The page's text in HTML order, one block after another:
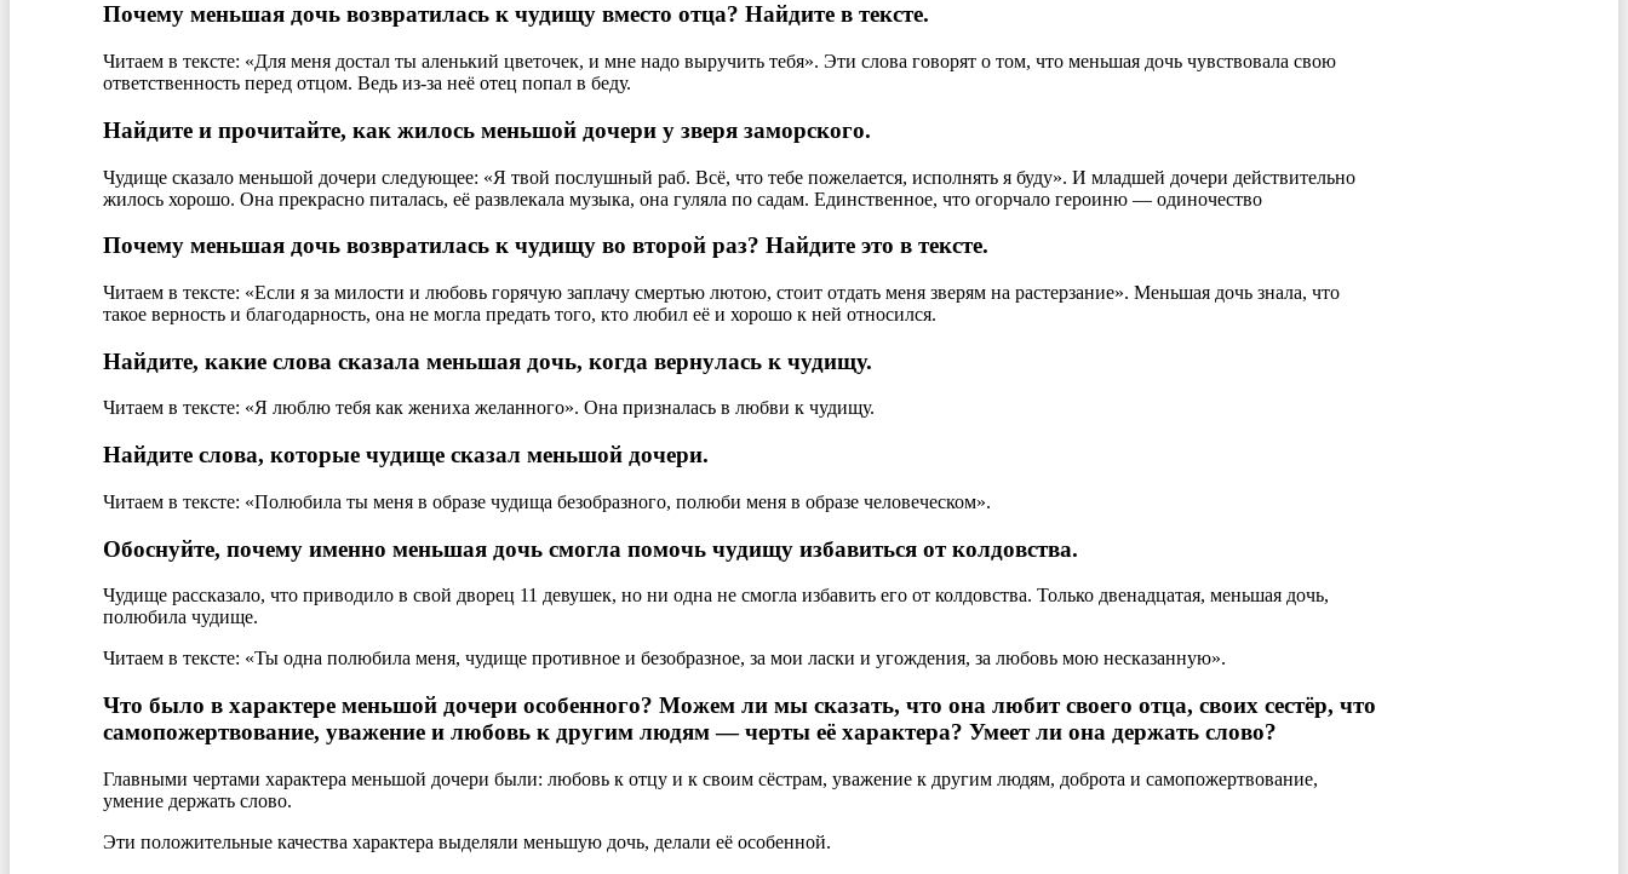
Почему меньшая дочь возвратилась к чудищу вместо отца? Найдите в тексте.
Читаем в тексте: «Для меня достал ты аленький цветочек, и мне надо выручить тебя». Эти слова говорят о том, что меньшая дочь чувствовала свою
ответственность перед отцом. Ведь из-за неё отец попал в беду.
Найдите и прочитайте, как жилось меньшой дочери у зверя заморского.
Чудище сказало меньшой дочери следующее: «Я твой послушный раб. Всё, что тебе пожелается, исполнять я буду». И младшей дочери действительно
жилось хорошо. Она прекрасно питалась, её развлекала музыка, она гуляла по садам. Единственное, что огорчало героиню — одиночество
Почему меньшая дочь возвратилась к чудищу во второй раз? Найдите это в тексте.
Читаем в тексте: «Если я за милости и любовь горячую заплачу смертью лютою, стоит отдать меня зверям на растерзание». Меньшая дочь знала, что
такое верность и благодарность, она не могла предать того, кто любил её и хорошо к ней относился.
Найдите, какие слова сказала меньшая дочь, когда вернулась к чудищу.
Читаем в тексте: «Я люблю тебя как жениха желанного». Она призналась в любви к чудищу.
Найдите слова, которые чудище сказал меньшой дочери.
Читаем в тексте: «Полюбила ты меня в образе чудища безобразного, полюби меня в образе человеческом».
Обоснуйте, почему именно меньшая дочь смогла помочь чудищу избавиться от колдовства.
Чудище рассказало, что приводило в свой дворец 11 девушек, но ни одна не смогла избавить его от колдовства. Только двенадцатая, меньшая дочь,
полюбила чудище.
Читаем в тексте: «Ты одна полюбила меня, чудище противное и безобразное, за мои ласки и угождения, за любовь мою несказанную».
Что было в характере меньшой дочери особенного? Можем ли мы сказать, что она любит своего отца, своих сестёр, что
самопожертвование, уважение и любовь к другим людям — черты её характера? Умеет ли она держать слово?
Главными чертами характера меньшой дочери были: любовь к отцу и к своим сёстрам, уважение к другим людям, доброта и самопожертвование,
умение держать слово.
Эти положительные качества характера выделяли меньшую дочь, делали её особенной.